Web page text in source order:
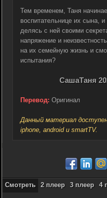
Тем временем, Таня
воспитательнице их сына,
делясь с ней своими
напряжение и
на их семейную жизнь и
испытания?
СашаТаня
Перевод: Оригинал
Данный материал
iphone, android и smartTV.
Смотреть 2 плеер 3 плеер 4